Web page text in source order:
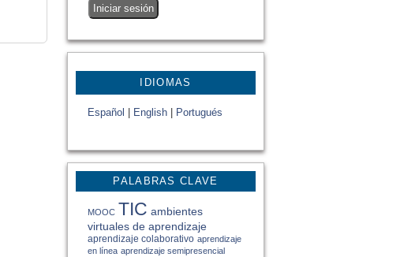
IDIOMAS
Español English Portugués
PALABRAS CLAVE
MOOC TIC ambientes
virtuales de aprendizaje
aprendizaje colaborativo aprendizaje
en línea aprendizaje semipresencial